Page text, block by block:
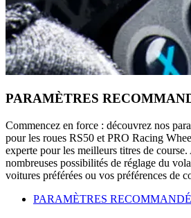
PARAMÈTRES
Commencez en force : découvrez nos
pour les roues RS50 et PRO Racing
experte pour les meilleurs titres de
nombreuses possibilités de réglage du
voitures préférées ou vos préférences de
PARAMÈTRES